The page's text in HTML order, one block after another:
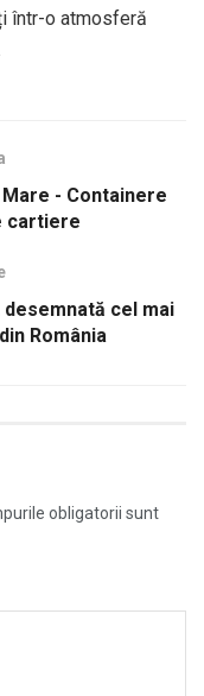
într-o atmosferă
- Containere
cartiere
cel mai
România
obligatorii sunt